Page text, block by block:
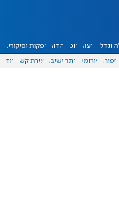
ונדל"ן דעות אוכל יהדות הפקות וסיקורים
ספורט פורומים אתר ישיבה יצירת קשר עוד